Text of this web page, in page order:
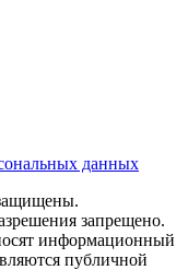
данных
запрещено.
информационный
публичной